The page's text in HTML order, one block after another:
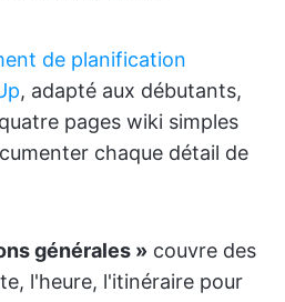
de planification
, adapté aux débutants,
pages wiki simples
chaque détail de
générales » couvre des
l'heure, l'itinéraire pour